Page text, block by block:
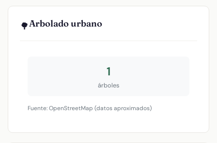
🌳Arbolado urbano
1
árboles
Fuente: OpenStreetMap (datos aproximados)